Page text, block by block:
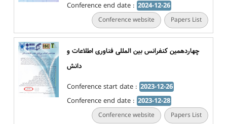
Conference end date : 2024-12-26
Conference website Papers List
چهاردهمین کنفرانس بین المللی فناوری اطلاعات و
دانش
Conference start date : 2023-12-26
Conference end date : 2023-12-28
Conference website Papers List